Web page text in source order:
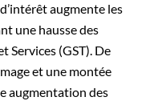
augmente les
une hausse des
Services (GST). De
et une montée
augmentation des